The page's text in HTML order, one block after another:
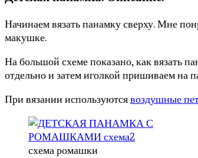
Начинаем вязать панамку сверху. Мне
макушке.
На большой схеме показано, как вязать
отдельно и затем иголкой пришиваем на
При вязании используютсявоздушные
схема ромашки